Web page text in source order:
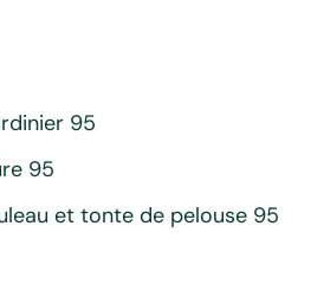
95
95
et tonte de pelouse 95